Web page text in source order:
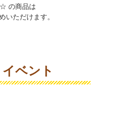
の商品は
いただけます。
ベント